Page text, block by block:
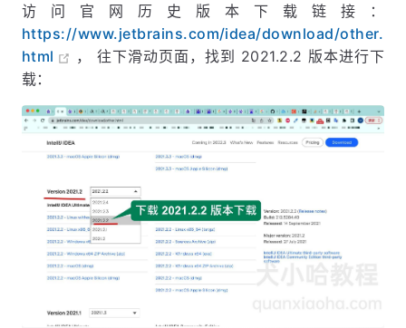
访问官网历史版本下载链接：
https://www.jetbrains.com/idea/download/other.
html
， 往下滑动页面，找到 2021.2.2 版本进行下
载：